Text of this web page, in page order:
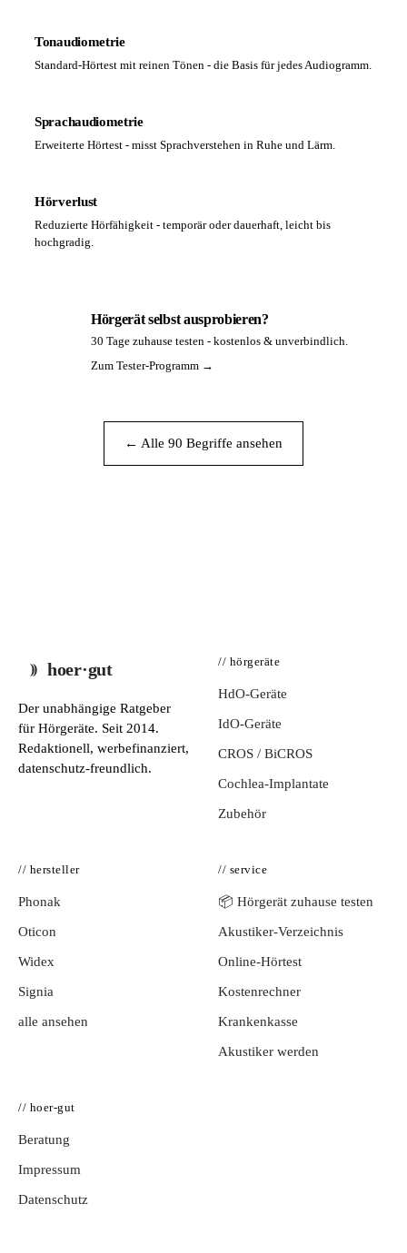
Tonaudiometrie
Standard-Hörtest mit reinen Tönen - die Basis für jedes Audiogramm.
Sprachaudiometrie
Erweiterte Hörtest - misst Sprachverstehen in Ruhe und Lärm.
Hörverlust
Reduzierte Hörfähigkeit - temporär oder dauerhaft, leicht bis
hochgradig.
Hörgerät selbst ausprobieren?
30 Tage zuhause testen - kostenlos & unverbindlich.
Zum Tester-Programm →
← Alle 90 Begriffe ansehen
hoer·gut
Der unabhängige Ratgeber
für Hörgeräte. Seit 2014.
Redaktionell, werbefinanziert,
datenschutz-freundlich.
// hörgeräte
HdO-Geräte
IdO-Geräte
CROS / BiCROS
Cochlea-Implantate
Zubehör
// hersteller
Phonak
Oticon
Widex
Signia
alle ansehen
// service
📦 Hörgerät zuhause testen
Akustiker-Verzeichnis
Online-Hörtest
Kostenrechner
Krankenkasse
Akustiker werden
// hoer-gut
Beratung
Impressum
Datenschutz